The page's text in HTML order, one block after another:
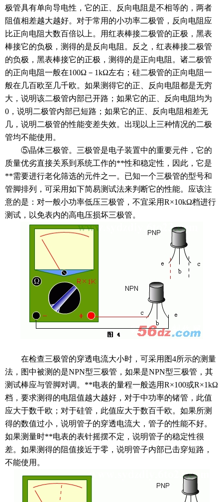
极管具有单向导电性，它的正、反向电阻是不相等的，两者
阻值相差越大越好。对于常用的小功率二极管，反向电阻应
比正向电阻大数百倍以上。用红表棒接二极管的正极，黑表
棒接它的负极，测得的是反向电阻。反之，红表棒接二极管
的负极，黑表棒接它的正极，测得的是正向电阻。诸二极管
的正向电阻一般在100Ω－1kΩ左右；硅二极管的正向电阻一
般在几百欧至几千欧。如果测得它的正、反向电阻都是无穷
大，说明该二极管内部已开路；如果它的正、反向电阻均为
0，说明二极管内部已短路；如果它的正、反向电阻相差无
几，说明二极管的性能变差失效。出现以上三种情况的二极
管均不能使用。
⑤晶体三极管。三极管是电子装置中的重要元件，它的
质量优劣直接关系到系统工作的**性和稳定性，因此，它是
**需要进行老化筛选的元件之一。已知一个三极管的型号和
管脚排列，可采用如下简易测试法来判断它的性能。应该注
意的是：对一般小功率低压三极管，不宜采用R×10kΩ档进行
测试，以免表内的高电压损坏三极管。
在检查三极管的穿透电流大小时，可采用图4所示的测量
法，图中被测的是NPN型三极管，如果是NPN型三极管，其
测试棒应与管脚对调。**电表的量程一般选用R×100或R×1kΩ
档，要求测得的电阻值越大越好，对于中功率的锗管，此值
应大于数千欧；对于硅管，此值应大于数百千欧。如果所测
得的数值过小，说明管子的穿透电流大，管子的性能不好。
如果测量时**电表的表针摇摆不定，说明管子的稳定性很
差。如果测得的阻值接近于零，说明管子内部已击穿短路，
不能使用。